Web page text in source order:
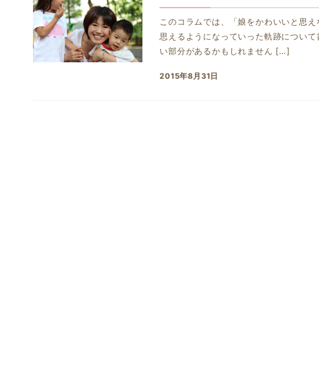
このコラムでは、「娘をかわいいと思
思えるようになっていった軌跡につい
い部分があるかもしれません […]
投稿日
2015年8月31日